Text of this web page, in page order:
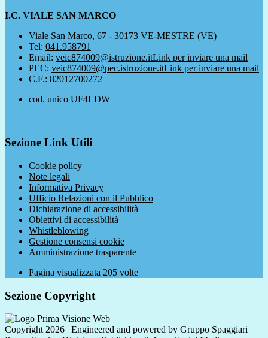
I.C. VIALE SAN MARCO
Viale San Marco, 67 - 30173 VE-MESTRE (VE)
Tel: 041.958791
Email: veic874009@istruzione.itLink per inviare una mail
PEC: veic874009@pec.istruzione.itLink per inviare una mail
C.F.: 82012700272
cod. unico UF4LDW
Sezione Link Utili
Cookie policy
Note legali
Informativa Privacy
Ufficio Relazioni con il Pubblico
Dichiarazione di accessibilità
Obiettivi di accessibilità
Whistleblowing
Gestione consensi cookie
Amministrazione trasparente
Pagina visualizzata 205 volte
Sezione Copyright
Copyright 2026 | Engineered and powered by Gruppo Spaggiari